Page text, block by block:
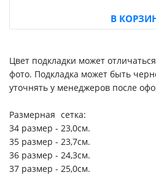
В
Цвет подкладки может
фото. Подкладка может быть
уточнять у менеджеров после
Размерная сетка:
34 размер - 23,0см.
35 размер - 23,7см.
36 размер - 24,3см.
37 размер - 25,0см.